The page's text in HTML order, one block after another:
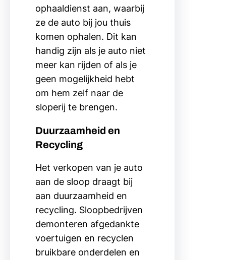
ophaaldienst aan, waarbij
ze de auto bij jou thuis
komen ophalen. Dit kan
handig zijn als je auto niet
meer kan rijden of als je
geen mogelijkheid hebt
om hem zelf naar de
sloperij te brengen.
Duurzaamheid en
Recycling
Het verkopen van je auto
aan de sloop draagt bij
aan duurzaamheid en
recycling. Sloopbedrijven
demonteren afgedankte
voertuigen en recyclen
bruikbare onderdelen en